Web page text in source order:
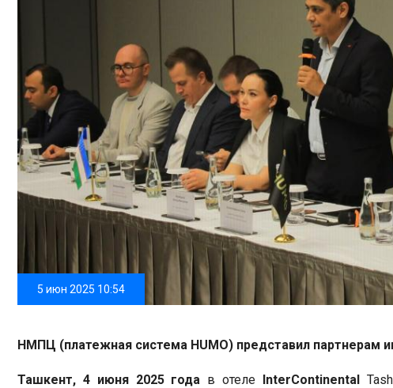
5 июн 2025 10:54
НМПЦ (платежная система HUMO) представил партнерам
Ташкент, 4 июня 2025 года в отеле InterContinental